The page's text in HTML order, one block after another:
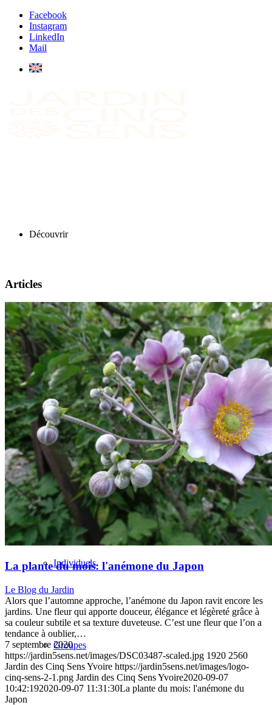
Facebook
Instagram
LinkedIn
Mail
Découvrir
Présentation
Informations pratiques
Billetterie
Individuels
Groupes
Articles
La plante du mois: l'anémone du Japon
Le Blog du Jardin
Alors que l’automne approche, l’anémone du Japon ravit encore les
jardins. Une fleur qui apporte douceur, élégance et légèreté grâce à
sa couleur subtile et sa texture duveteuse. C’est une fleur que l’on a
tendance à oublier,…
7 septembre 2020
https://jardin5sens.net/images/DSC03487-scaled.jpg 1920 2560
Jardin des Cinq Sens Yvoire https://jardin5sens.net/images/logo-
cinq-sens-2-1.png Jardin des Cinq Sens Yvoire2020-09-07
10:42:192020-09-07 11:31:30La plante du mois: l'anémone du
Japon